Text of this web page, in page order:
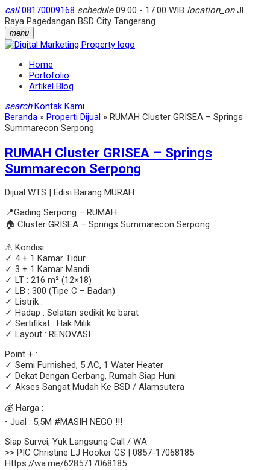
call08170009168 schedule09.00 - 17.00 WIB location_onJl.
Raya Pagedangan BSD City Tangerang
menu
Home
Portofolio
Artikel Blog
search Kontak Kami
Beranda » Properti Dijual » RUMAH Cluster GRISEA – Springs
Summarecon Serpong
RUMAH Cluster GRISEA – Springs
Summarecon Serpong
Dijual WTS | Edisi Barang MURAH
📍Gading Serpong – RUMAH
🏠 Cluster GRISEA – Springs Summarecon Serpong
⚠ Kondisi :
✓ 4 + 1 Kamar Tidur
✓ 3 + 1 Kamar Mandi
✓ LT : 216 m² (12×18)
✓ LB : 300 (Tipe C – Badan)
✓ Listrik :
✓ Hadap : Selatan sedikit ke barat
✓ Sertifikat : Hak Milik
✓ Layout : RENOVASI
Point + :
✓ Semi Furnished, 5 AC, 1 Water Heater
✓ Dekat Dengan Gerbang, Rumah Siap Huni
✓ Akses Sangat Mudah Ke BSD / Alamsutera
💰 Harga :
• Jual : 5,5M #MASIH NEGO !!!
Siap Survei, Yuk Langsung Call / WA
>> PIC Christine LJ Hooker GS | 0857-17068185
Https://wa.me/6285717068185